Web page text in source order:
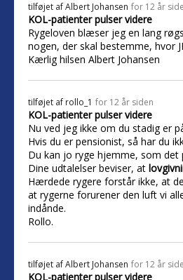
tilføjet afAlbert Johansen for 12 år
KOL-patienter pulser videre
Rygeloven blæser jeg en lang
nogen, der skal bestemme, hvor
Kærlig hilsen Albert Johansen
tilføjet af rollo_1 for 12 år siden
KOL-patienter pulser videre
Nu ved jeg ikke om du stadig er
Hvis du er pensionist, så har du
Du kan jo ryge hjemme, som det
Dine udtalelser beviser, at
Hærdede rygere forstår ikke, at
at rygerne forurener den luft vi
indånde.
Rollo.
tilføjet afAlbert Johansen for 12 år
KOL-patienter pulser videre